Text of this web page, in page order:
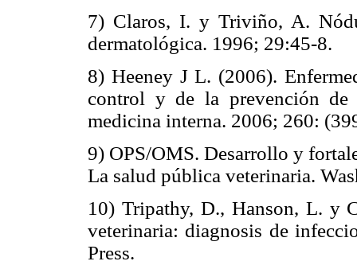
7) Claros, I. y Triviño, A.
dermatológica. 1996; 29:45-8.
8) Heeney J L. (2006).
control y de la prevención
medicina interna. 2006; 260:
9) OPS/OMS. Desarrollo y
La salud pública veterinaria.
10) Tripathy, D., Hanson, L. y
veterinaria: diagnosis de
Press.